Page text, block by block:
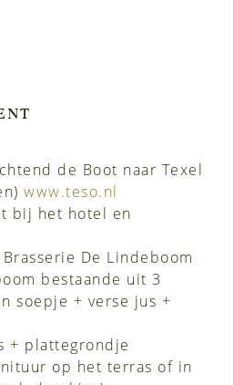
de Boot naar Texel
www.teso.nl
bij het hotel en
De Lindeboom
bestaande uit 3
soepje + verse jus +
+ plattegrondje
op het terras of in